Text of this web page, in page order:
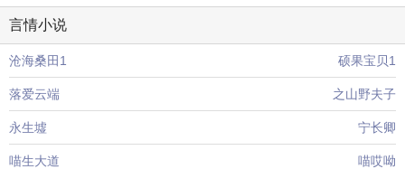
言情小说
沧海桑田1 硕果宝贝1
落爱云端 之山野夫子
永生墟 宁长卿
喵生大道 喵哎呦